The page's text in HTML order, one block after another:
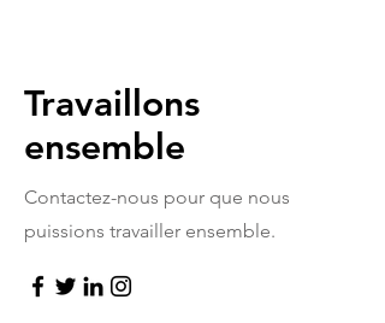
Travaillons
ensemble
Contactez-nous pour que nous
puissions travailler ensemble.